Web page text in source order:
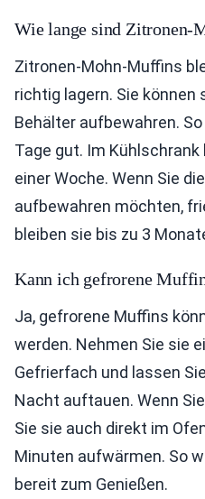
Wie lange sind Zitronen-
Zitronen-Mohn-Muffins
richtig lagern. Sie
Behälter aufbewahren.
Tage gut. Im
einer Woche. Wenn Sie
aufbewahren möchten,
bleiben sie bis zu 3
Kann ich gefrorene
Ja, gefrorene Muffins
werden. Nehmen Sie sie
Gefrierfach und lassen
Nacht auftauen. Wenn
Sie sie auch direkt im
Minuten aufwärmen. So
bereit zum Genießen.